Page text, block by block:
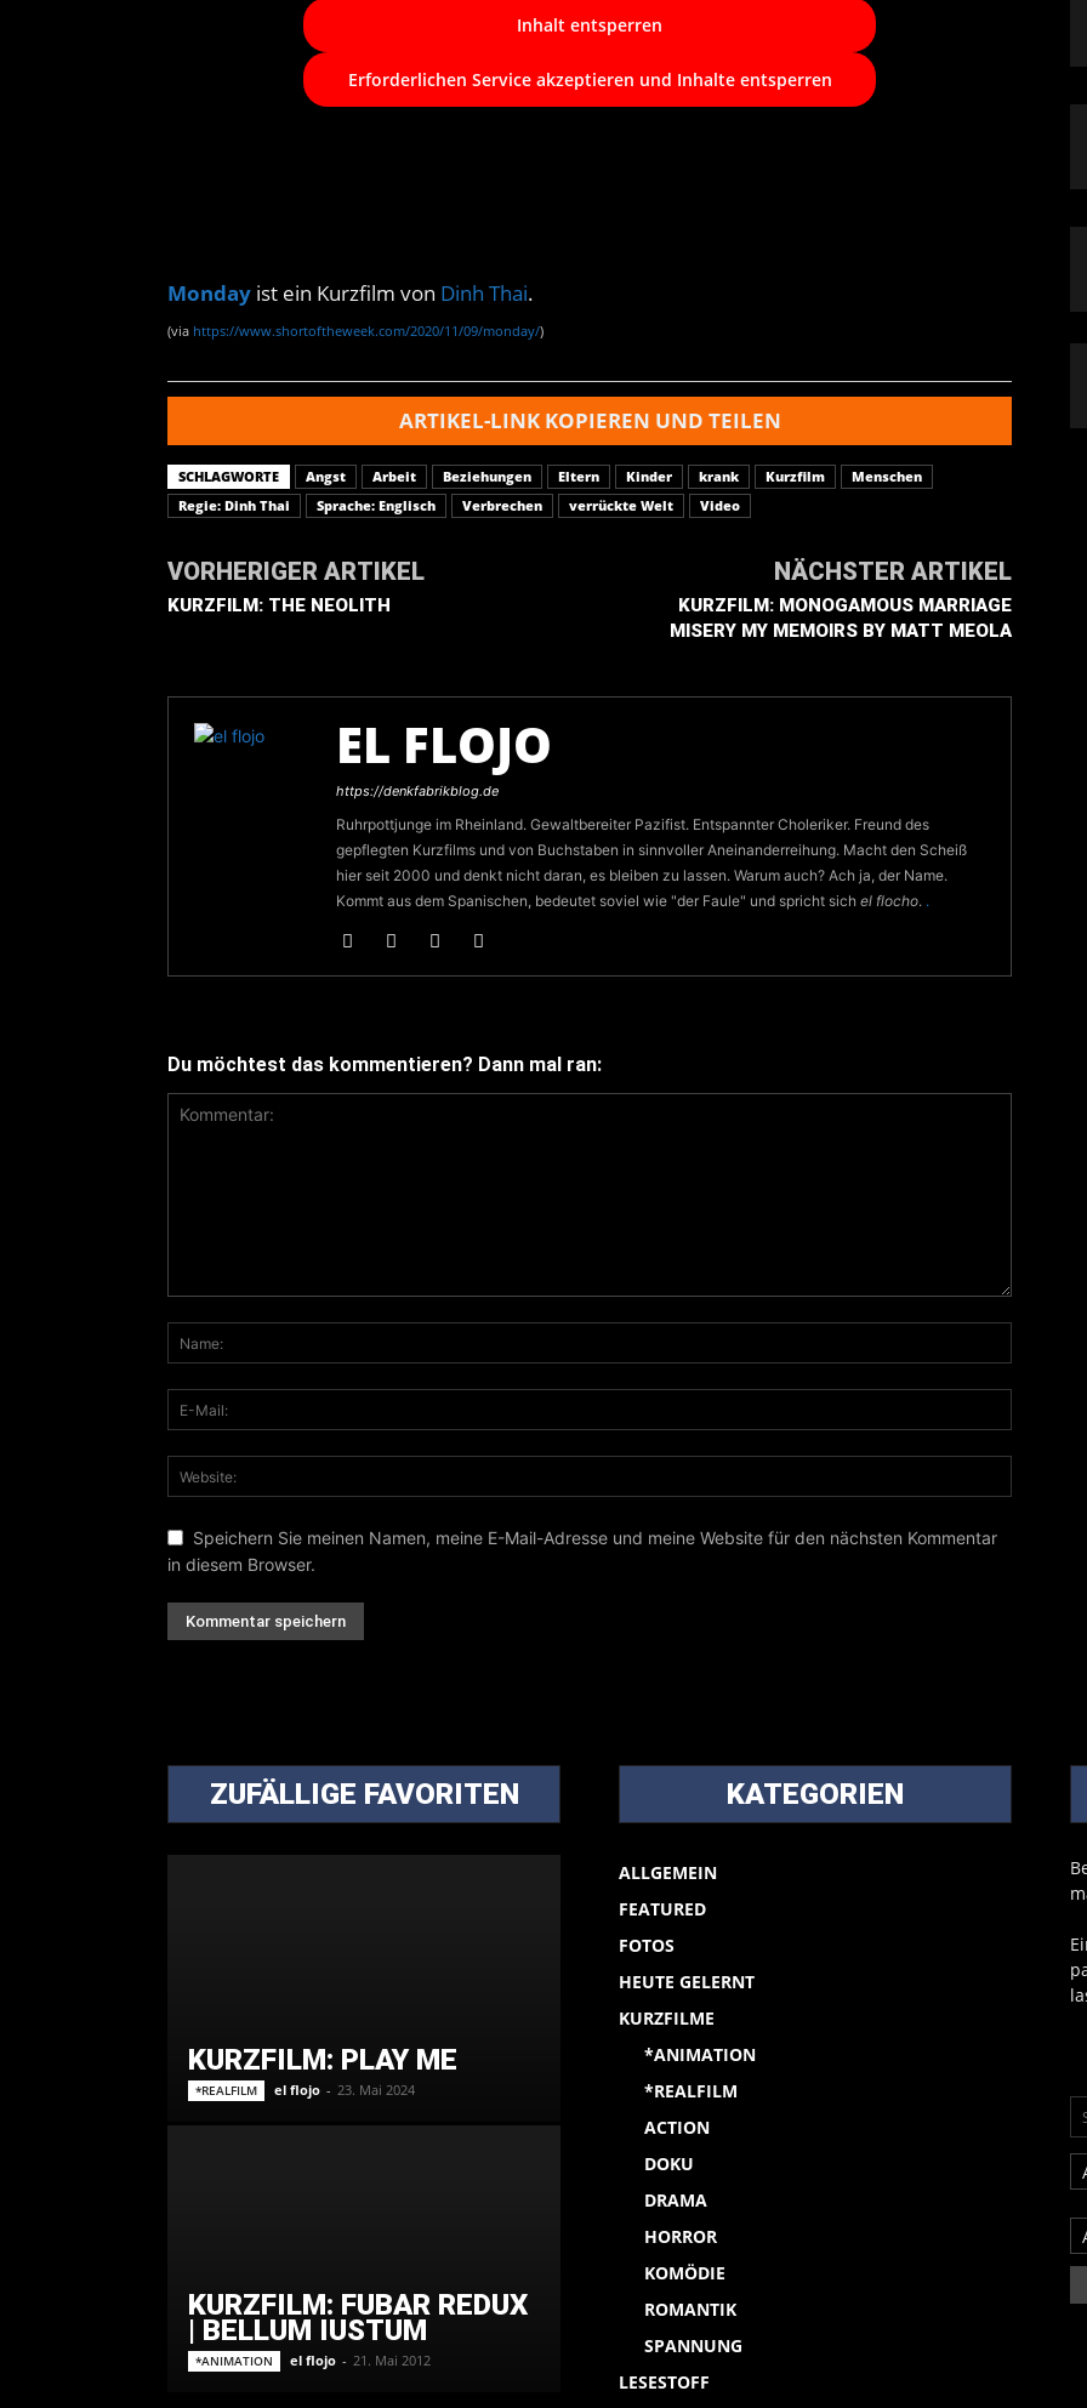
Inhalt entsperren
Erforderlichen Service akzeptieren und Inhalte entsperren
Monday ist ein Kurzfilm von Dinh Thai.
(via https://www.shortoftheweek.com/2020/11/09/monday/)
ARTIKEL-LINK KOPIEREN UND TEILEN
SCHLAGWORTE Angst Arbeit Beziehungen Eltern Kinder krank Kurzfilm
Menschen
Regie: Dinh Thai
Sprache: Englisch Verbrechen verrückte Welt Video
VORHERIGER ARTIKEL
KURZFILM: THE NEOLITH
NÄCHSTER ARTIKEL
KURZFILM: MONOGAMOUS MARRIAGE
MISERY MY MEMOIRS BY MATT MEOLA
EL FLOJO
https://denkfabrikblog.de
Ruhrpottjunge im Rheinland. Gewaltbereiter Pazifist. Entspannter Choleriker. Freund des
gepflegten Kurzfilms und von Buchstaben in sinnvoller Aneinanderreihung. Macht den Scheiß
hier seit 2000 und denkt nicht daran, es bleiben zu lassen. Warum auch? Ach ja, der Name.
Kommt aus dem Spanischen, bedeutet soviel wie "der Faule" und spricht sich el flocho. .
Du möchtest das kommentieren? Dann mal ran:
Speichern Sie meinen Namen, meine E-Mail-Adresse und meine Website für den nächsten Kommentar
in diesem Browser.
ZUFÄLLIGE FAVORITEN
KURZFILM: PLAY ME
*REALFILM el flojo - 23. Mai 2024
KURZFILM: FUBAR REDUX
| BELLUM IUSTUM
*ANIMATION el flojo - 21. Mai 2012
KATEGORIEN
ALLGEMEIN
FEATURED
FOTOS
HEUTE GELERNT
KURZFILME
*ANIMATION
*REALFILM
ACTION
DOKU
DRAMA
HORROR
KOMÖDIE
ROMANTIK
SPANNUNG
LESESTOFF